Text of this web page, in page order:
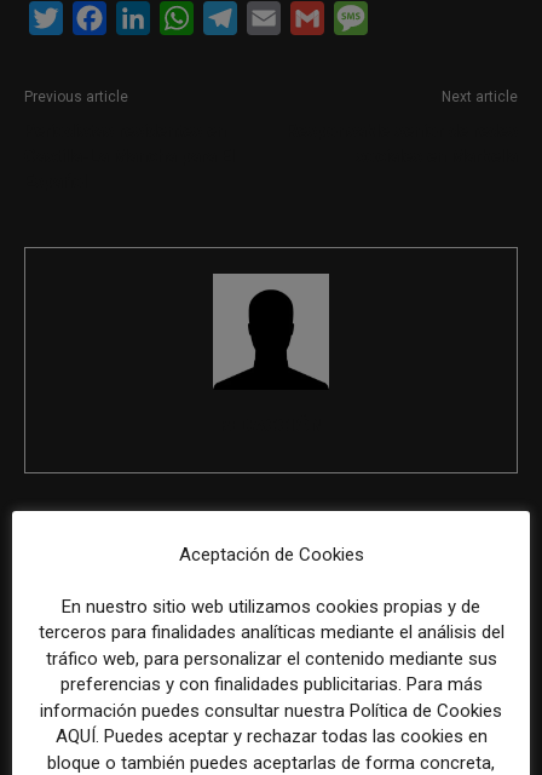
Twitter FacebookLinkedInWhatsAppTelegram
Email Gmail
Previous article Next article
ÚLTIMOS ARTÍCULOS
Aceptación de Cookies
En nuestro sitio web utilizamos cookies propias y de
terceros para finalidades analíticas mediante el análisis del
tráfico web, para personalizar el contenido mediante sus
preferencias y con finalidades publicitarias. Para más
información puedes consultar nuestra Política de Cookies
AQUÍ. Puedes aceptar y rechazar todas las cookies en
bloque o también puedes aceptarlas de forma concreta,